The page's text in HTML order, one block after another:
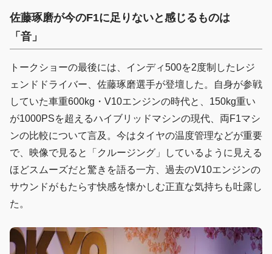
佐藤琢磨が今のF1に足りないと感じるものは
「音」
トークショーの最後には、インディ500を2度制したレジ
ェンドドライバー、佐藤琢磨選手が登壇した。自身が参戦
していた車重600kg・V10エンジンの時代と、150kg重い
が1000PSを超えるハイブリッドマシンの現代、両F1マシ
ンの比較について言及。今はタイヤの温度管理などが重要
で、映像で見ると「クルージング」しているように見える
ほどスムーズだと驚きを語る一方、過去のV10エンジンの
サウンドがもたらす快感を懐かしむ正直な気持ちも吐露し
た。